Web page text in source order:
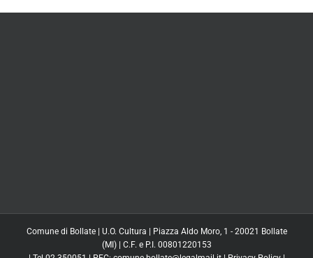
Comune di Bollate | U.O. Cultura | Piazza Aldo Moro, 1 - 20021 Bollate
(MI) | C.F. e P.I. 00801220153